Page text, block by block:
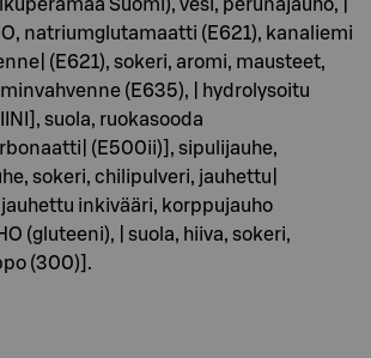
Suomi), vesi, perunajauho, |
natriumglutamaatti (E621), kanaliemi
(E621), sokeri, aromi, mausteet,
(E635), | hydrolysoitu
suola, ruokasooda
(E500ii)], sipulijauhe,
sokeri, chilipulveri, jauhettu|
inkivääri, korppujauho
(gluteeni), | suola, hiiva, sokeri,
(300)].